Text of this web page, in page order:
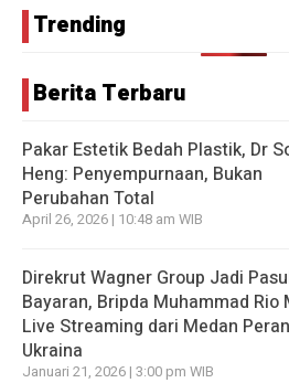
Trending
Berita Terbaru
Pakar Estetik Bedah Plastik, Dr
Heng: Penyempurnaan, Bukan
Perubahan Total
April 26, 2026 | 10:48 am WIB
Direkrut Wagner Group Jadi
Bayaran, Bripda Muhammad Rio
Live Streaming dari Medan
Ukraina
Januari 21, 2026 | 3:00 pm WIB